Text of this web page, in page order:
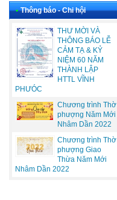
• Thông báo - Chi hội
THƯ MỜI VÀ
THÔNG BÁO LỄ
CẢM TẠ & KỶ
NIỆM 60 NĂM
THÀNH LẬP
HTTL VĨNH
PHƯÓC
Chương trình Thờ
phượng Năm Mới
Nhâm Dần 2022
Chương trình Thờ
phượng Giao
Thừa Năm Mới
Nhâm Dần 2022